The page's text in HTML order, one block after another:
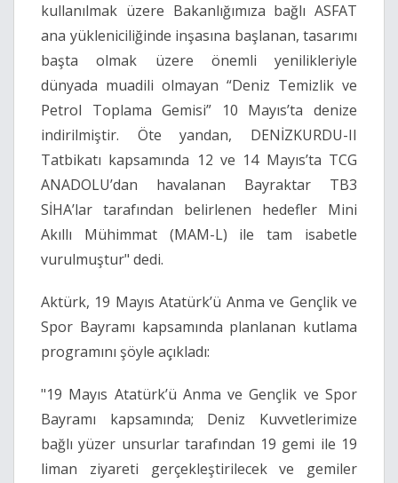
kullanılmak üzere Bakanlığımıza bağlı ASFAT
ana yükleniciliğinde inşasına başlanan, tasarımı
başta olmak üzere önemli yenilikleriyle
dünyada muadili olmayan “Deniz Temizlik ve
Petrol Toplama Gemisi” 10 Mayıs’ta denize
indirilmiştir. Öte yandan, DENİZKURDU-II
Tatbikatı kapsamında 12 ve 14 Mayıs’ta TCG
ANADOLU’dan havalanan Bayraktar TB3
SİHA’lar tarafından belirlenen hedefler Mini
Akıllı Mühimmat (MAM-L) ile tam isabetle
vurulmuştur" dedi.
Aktürk, 19 Mayıs Atatürk’ü Anma ve Gençlik ve
Spor Bayramı kapsamında planlanan kutlama
programını şöyle açıkladı:
"19 Mayıs Atatürk’ü Anma ve Gençlik ve Spor
Bayramı kapsamında; Deniz Kuvvetlerimize
bağlı yüzer unsurlar tarafından 19 gemi ile 19
liman ziyareti gerçekleştirilecek ve gemiler